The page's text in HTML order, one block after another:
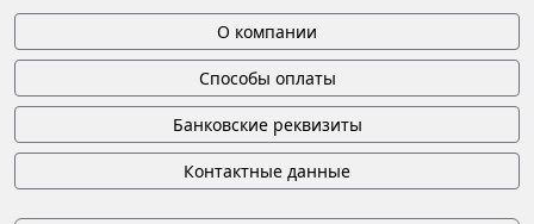
О компании
Способы оплаты
Банковские реквизиты
Контактные данные